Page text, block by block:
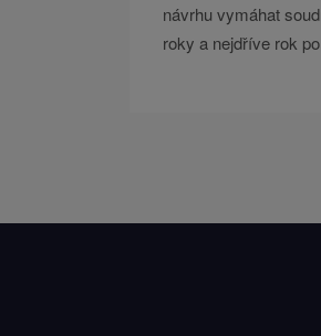
návrhu vymáhat
roky a nejdříve rok